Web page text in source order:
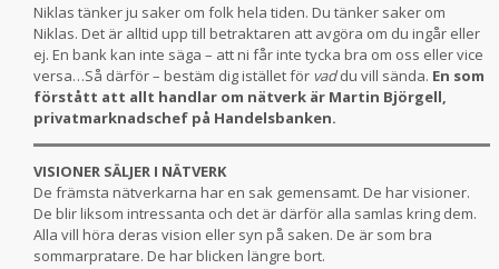
Niklas tänker ju saker om folk hela tiden. Du tänker saker om
Niklas. Det är alltid upp till betraktaren att avgöra om du ingår eller
ej. En bank kan inte säga – att ni får inte tycka bra om oss eller vice
versa…Så därför – bestäm dig istället för vaddu vill sända. En som
förstått att allt handlar om nätverk är Martin Björgell,
privatmarknadschef på Handelsbanken.
VISIONER SÄLJER I NÄTVERK
De främsta nätverkarna har en sak gemensamt. De har visioner.
De blir liksom intressanta och det är därför alla samlas kring dem.
Alla vill höra deras vision eller syn på saken. De är som bra
sommarpratare. De har blicken längre bort.